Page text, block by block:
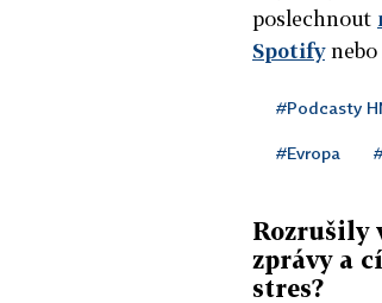
poslechnout
Spotifynebo
#Podcasty
#Evropa
Rozrušily
zprávy a
stres?